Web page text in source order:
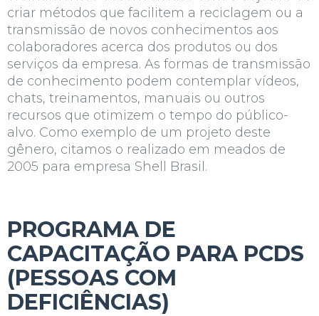
criar métodos que facilitem a reciclagem ou a
transmissão de novos conhecimentos aos
colaboradores acerca dos produtos ou dos
serviços da empresa. As formas de transmissão
de conhecimento podem contemplar vídeos,
chats, treinamentos, manuais ou outros
recursos que otimizem o tempo do público-
alvo. Como exemplo de um projeto deste
gênero, citamos o realizado em meados de
2005 para empresa Shell Brasil.
PROGRAMA DE
CAPACITAÇÃO PARA PCDS
(PESSOAS COM
DEFICIÊNCIAS)